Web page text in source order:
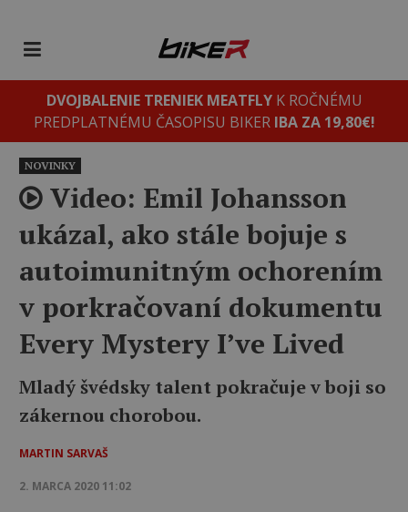
DVOJBALENIE TRENIEK MEATFLYK ROČNÉMU
PREDPLATNÉMU ČASOPISU BIKER IBA ZA 19,80€!
NOVINKY
Video: Emil Johansson
ukázal, ako stále bojuje s
autoimunitným ochorením
v porkračovaní dokumentu
Every Mystery I’ve Lived
Mladý švédsky talent pokračuje v boji so
zákernou chorobou.
MARTIN SARVAŠ
2. MARCA 2020 11:02